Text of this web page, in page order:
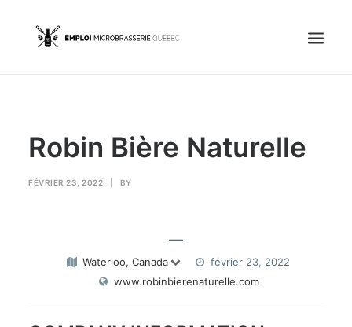
Emplois
Portail Entreprise
Robin Bière Naturelle
FÉVRIER 23, 2022 BY
—
Waterloo, Canada
février 23, 2022
www.robinbierenaturelle.com